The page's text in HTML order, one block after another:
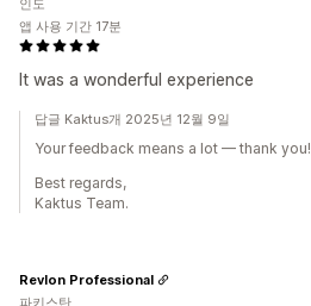
It was a wonderful experience
인도
앱 사용 기간 17분
답글 Kaktus개 2025년 12월 9일
Your feedback means a lot — thank you!
Best regards,
Kaktus Team.
Revlon Professional
파키스탄